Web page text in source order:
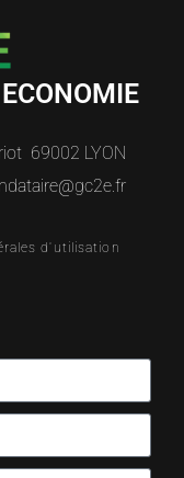
69002 LYON
d'utilisation